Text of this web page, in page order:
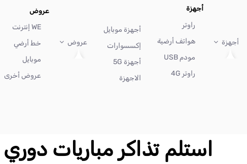
أجهزة
أجهزة
راوتر
هواتف أرضية
مودم USB
راوتر 4G
أجهزة موبايل
إكسسوارات
أجهزة 5G
الاجهزة
عروض
عروض
WE إنترنت
خط أرضي
موبايل
عروض أخرى
استلم تذاكر مباريات دوري WE المصري